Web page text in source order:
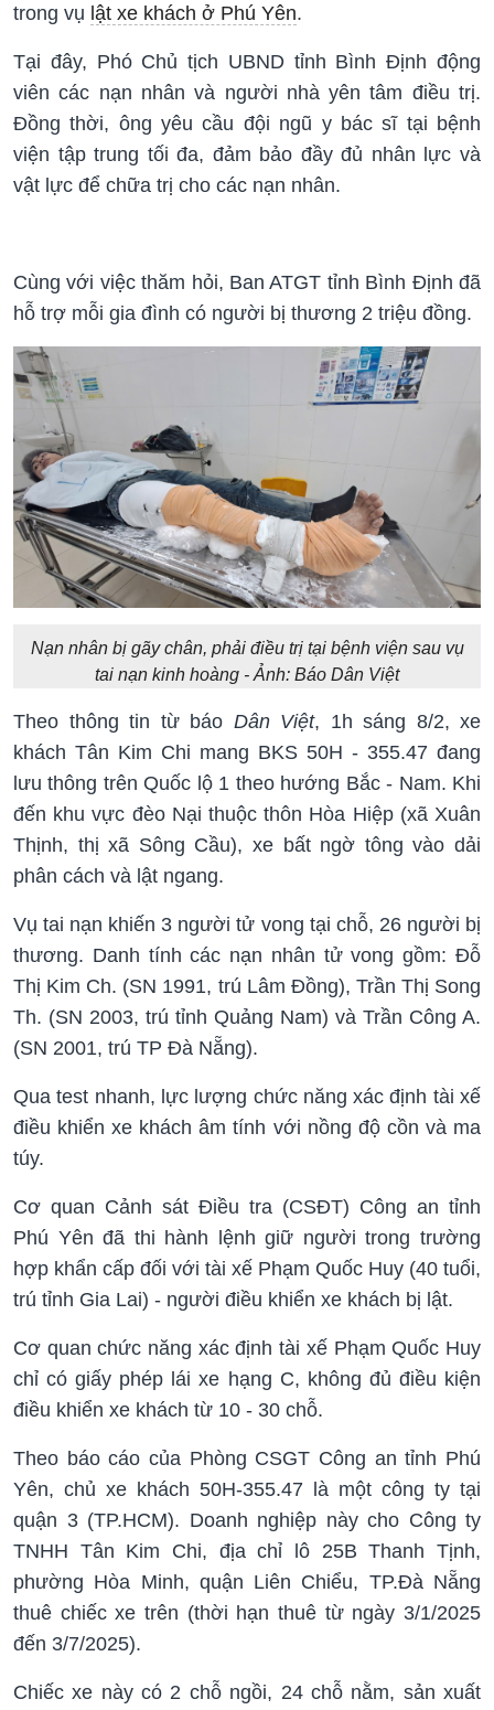
trong vụ lật xe khách ở Phú Yên.
Tại đây, Phó Chủ tịch UBND tỉnh Bình Định động
viên các nạn nhân và người nhà yên tâm điều trị.
Đồng thời, ông yêu cầu đội ngũ y bác sĩ tại bệnh
viện tập trung tối đa, đảm bảo đầy đủ nhân lực và
vật lực để chữa trị cho các nạn nhân.
Cùng với việc thăm hỏi, Ban ATGT tỉnh Bình Định đã
hỗ trợ mỗi gia đình có người bị thương 2 triệu đồng.
Nạn nhân bị gãy chân, phải điều trị tại bệnh viện sau vụ
tai nạn kinh hoàng - Ảnh: Báo Dân Việt
Theo thông tin từ báo Dân Việt, 1h sáng 8/2, xe
khách Tân Kim Chi mang BKS 50H - 355.47 đang
lưu thông trên Quốc lộ 1 theo hướng Bắc - Nam. Khi
đến khu vực đèo Nại thuộc thôn Hòa Hiệp (xã Xuân
Thịnh, thị xã Sông Cầu), xe bất ngờ tông vào dải
phân cách và lật ngang.
Vụ tai nạn khiến 3 người tử vong tại chỗ, 26 người bị
thương. Danh tính các nạn nhân tử vong gồm: Đỗ
Thị Kim Ch. (SN 1991, trú Lâm Đồng), Trần Thị Song
Th. (SN 2003, trú tỉnh Quảng Nam) và Trần Công A.
(SN 2001, trú TP Đà Nẵng).
Qua test nhanh, lực lượng chức năng xác định tài xế
điều khiển xe khách âm tính với nồng độ cồn và ma
túy.
Cơ quan Cảnh sát Điều tra (CSĐT) Công an tỉnh
Phú Yên đã thi hành lệnh giữ người trong trường
hợp khẩn cấp đối với tài xế Phạm Quốc Huy (40 tuổi,
trú tỉnh Gia Lai) - người điều khiển xe khách bị lật.
Cơ quan chức năng xác định tài xế Phạm Quốc Huy
chỉ có giấy phép lái xe hạng C, không đủ điều kiện
điều khiển xe khách từ 10 - 30 chỗ.
Theo báo cáo của Phòng CSGT Công an tỉnh Phú
Yên, chủ xe khách 50H-355.47 là một công ty tại
quận 3 (TP.HCM). Doanh nghiệp này cho Công ty
TNHH Tân Kim Chi, địa chỉ lô 25B Thanh Tịnh,
phường Hòa Minh, quận Liên Chiểu, TP.Đà Nẵng
thuê chiếc xe trên (thời hạn thuê từ ngày 3/1/2025
đến 3/7/2025).
Chiếc xe này có 2 chỗ ngồi, 24 chỗ nằm, sản xuất